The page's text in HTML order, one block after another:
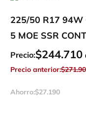
225/50 R17 94W
5 MOE SSR
Precio:$244.710
Precio anterior:$271.
Ahorro:$27.190